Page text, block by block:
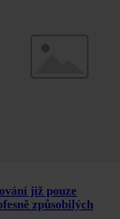
již pouze
způsobilých